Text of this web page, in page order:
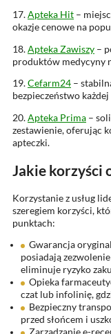
17.Apteka Hit –
okazje cenowe na
18.Apteka Zawiszy –
produktów medycyny
19.Cefarm24 –
bezpieczeństwo
20.Apteka Prima –
zestawienie, oferując
apteczki.
Jakie korzyści
Korzystanie z usług
szeregiem korzyści,
punktach:
Gwarancja
posiadają
eliminuje ryzyko
Opieka
czat lub infolinię,
Bezpieczny
przed słońcem i